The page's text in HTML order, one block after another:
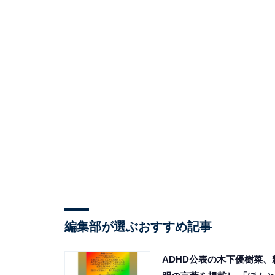
編集部が選ぶおすすめ記事
ADHD公表の木下優樹菜、